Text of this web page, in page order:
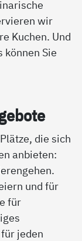
wir
Kuchen. Und
können Sie
die sich
anbieten:
und für
für
jeden